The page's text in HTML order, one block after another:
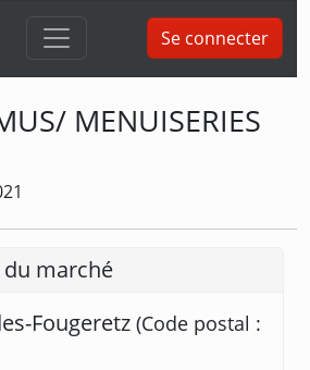
Se connecter
MENUISERIES
marché
Fougeretz (Code postal :